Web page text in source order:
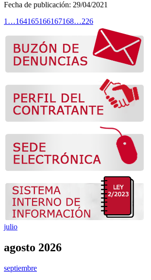
Fecha de publicación: 29/04/2021
1 …164165166167168…226
julio
agosto 2026
septiembre